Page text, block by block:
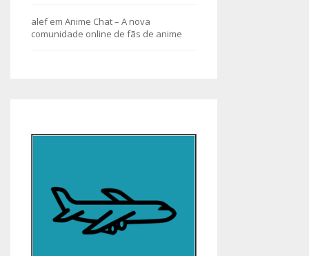
alefem Anime Chat – A nova
comunidade online de fãs de anime